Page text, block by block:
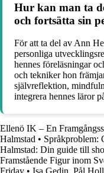
Hur kan man ta
och fortsätta sin
För att ta del av Ann
personliga
hennes föreläsningar
och tekniker hon
självreflektion,
integrera hennes läror
Ellenö IK – En
Halmstad • Språkproblem:
Halmstad: Din guide till
Framstående Figur inom